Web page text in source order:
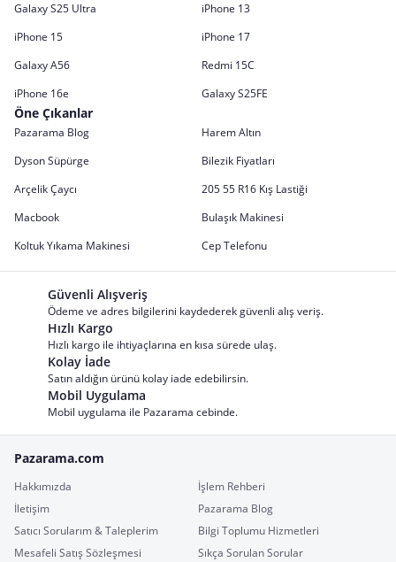
Galaxy S25 Ultra
iPhone 13
iPhone 15
iPhone 17
Galaxy A56
Redmi 15C
iPhone 16e
Galaxy S25FE
Öne Çıkanlar
Pazarama Blog
Harem Altın
Dyson Süpürge
Bilezik Fiyatları
Arçelik Çaycı
205 55 R16 Kış Lastiği
Macbook
Bulaşık Makinesi
Koltuk Yıkama Makinesi
Cep Telefonu
Güvenli Alışveriş
Ödeme ve adres bilgilerini kaydederek güvenli alış veriş.
Hızlı Kargo
Hızlı kargo ile ihtiyaçlarına en kısa sürede ulaş.
Kolay İade
Satın aldığın ürünü kolay iade edebilirsin.
Mobil Uygulama
Mobil uygulama ile Pazarama cebinde.
Pazarama.com
Hakkımızda
İşlem Rehberi
İletişim
Pazarama Blog
Satıcı Sorularım & Taleplerim
Bilgi Toplumu Hizmetleri
Mesafeli Satış Sözleşmesi
Sıkça Sorulan Sorular